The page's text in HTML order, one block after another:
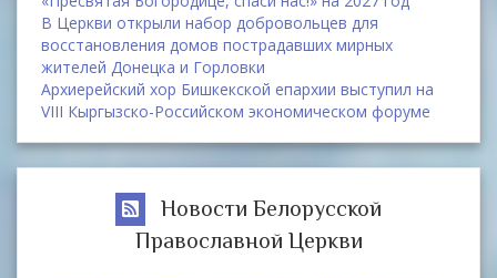
В Церкви открыли набор добровольцев для
восстановления домов пострадавших мирных
жителей Донецка и Горловки
Архиерейский хор Бишкекской епархии выступил на
VIII Кыргызско-Российском экономическом форуме
Новости Белорусской
Православной Церкви